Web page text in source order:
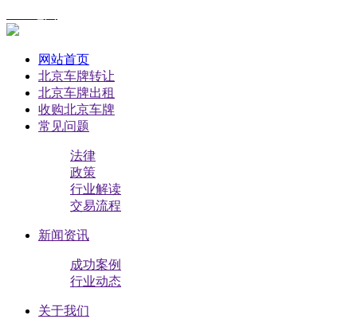
网站首页
北京车牌转让
北京车牌出租
收购北京车牌
常见问题
法律
政策
行业解读
交易流程
新闻资讯
成功案例
行业动态
关于我们